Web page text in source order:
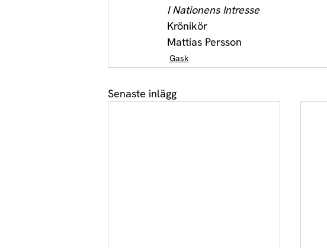
I Nationens Intresse
Krönikör
Mattias Persson
Gask
Senaste inlägg